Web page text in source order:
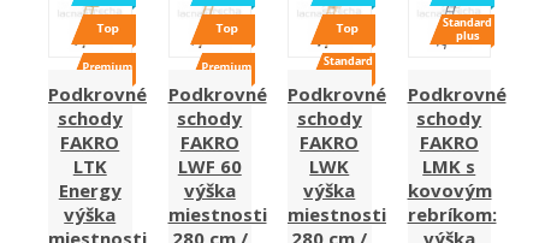
Podkrovné
schody
FAKRO
LTK
Energy
výška
miestnosti
Podkrovné
schody
FAKRO
LWF 60
výška
miestnosti
280 cm /
Podkrovné
schody
FAKRO
LWK
výška
miestnosti
280 cm /
Podkrovné
schody
FAKRO
LMK s
kovovým
rebríkom:
výška